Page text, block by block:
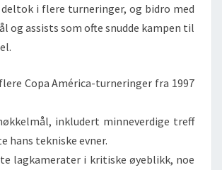
i flere turneringer, og bidro med
og assists som ofte snudde kampen til
Copa América-turneringer fra 1997
inkludert minneverdige treff
hans tekniske evner.
lagkamerater i kritiske øyeblikk, noe